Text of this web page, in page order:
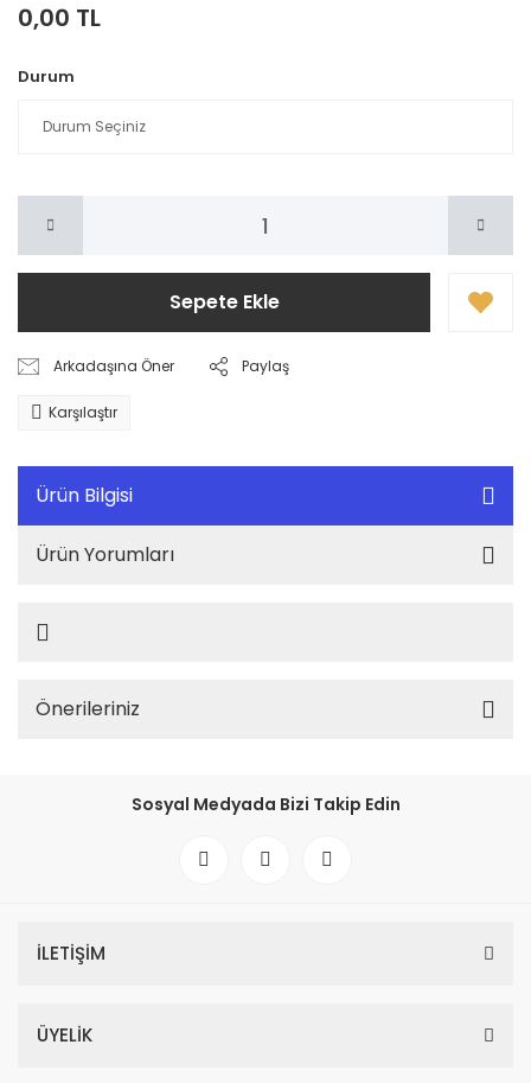
0,00 TL
Durum
Sepete Ekle
Arkadaşına Öner Paylaş
Karşılaştır
Ürün Bilgisi
Ürün Yorumları
Önerileriniz
Sosyal Medyada Bizi Takip Edin
İLETİŞİM
ÜYELİK